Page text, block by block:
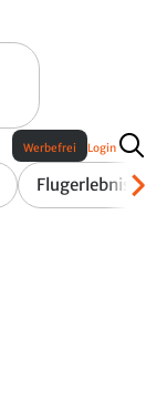
Flugerlebnis
Werbefrei Login